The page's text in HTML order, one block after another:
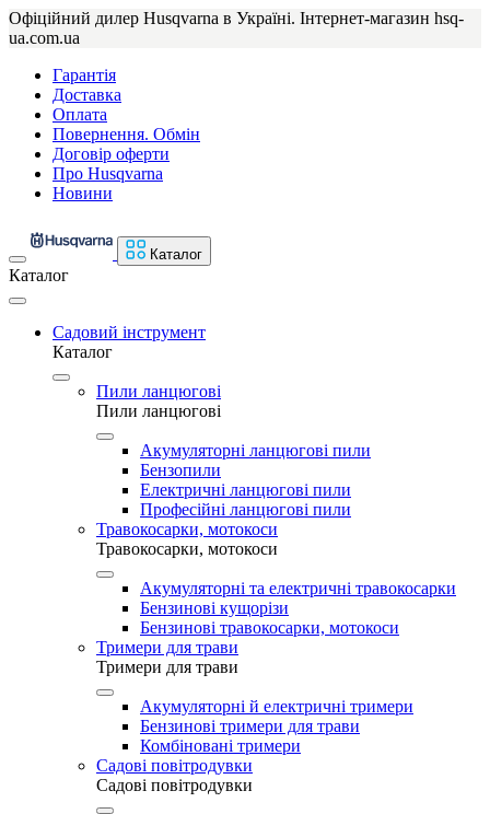
Офіційний дилер Husqvarna в Україні. Інтернет-магазин hsq-
ua.com.ua
Гарантія
Доставка
Оплата
Повернення. Обмін
Договір оферти
Про Husqvarna
Новини
Каталог
Каталог
Садовий інструмент
Каталог
Пили ланцюгові
Пили ланцюгові
Акумуляторні ланцюгові пили
Бензопили
Електричні ланцюгові пили
Професійні ланцюгові пили
Травокосарки, мотокоси
Травокосарки, мотокоси
Акумуляторні та електричні травокосарки
Бензинові кущорізи
Бензинові травокосарки, мотокоси
Тримери для трави
Тримери для трави
Акумуляторні й електричні тримери
Бензинові тримери для трави
Комбіновані тримери
Садові повітродувки
Садові повітродувки